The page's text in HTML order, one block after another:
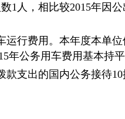
1人，相比较2015年因
运行费用。本年度本单
年公务用车费用基本持平
支出的国内公务接待